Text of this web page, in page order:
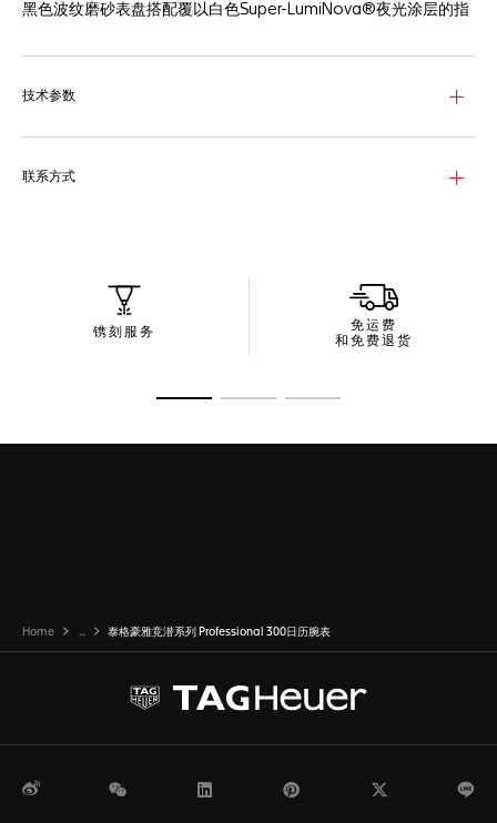
黑色波纹磨砂表盘搭配覆以白色Super-LumiNova®夜光涂层的指
采用高层次人体工程学设计，呈现触感愉悦的旋转体验。
技术参数
联系方式
镌刻服务
免运费
和免费退货
Home ... 泰格豪雅竞潜系列 Professional 300日历腕表
微博 WeChat Pinterest